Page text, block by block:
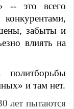
-- это всего
забыты и
влиять на
и там нет.
лет пытаются